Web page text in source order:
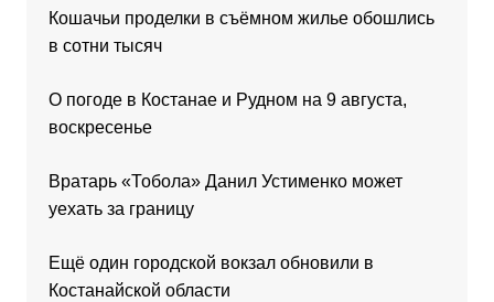
Кошачьи проделки в съёмном жилье обошлись
в сотни тысяч
О погоде в Костанае и Рудном на 9 августа,
воскресенье
Вратарь «Тобола» Данил Устименко может
уехать за границу
Ещё один городской вокзал обновили в
Костанайской области